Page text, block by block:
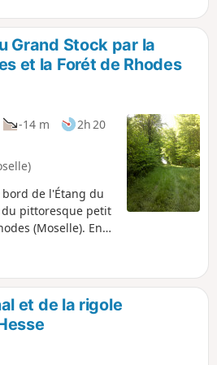
Grand Stock par la
et la Forét de Rhodes
-14 m
2h 20
de l'Étang du
du pittoresque petit
(Moselle). En
Étangs, vous
et bateaux à
les beaux jours
et de la rigole